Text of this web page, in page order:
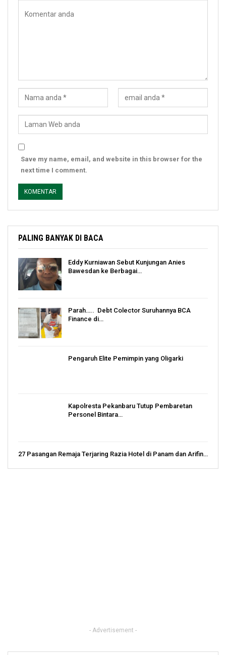
Save my name, email, and website in this browser for the
next time I comment.
PALING BANYAK DI BACA
Eddy Kurniawan Sebut Kunjungan Anies
Bawesdan ke Berbagai…
Parah….. Debt Colector Suruhannya BCA
Finance di…
Pengaruh Elite Pemimpin yang Oligarki
Kapolresta Pekanbaru Tutup Pembaretan
Personel Bintara…
27 Pasangan Remaja Terjaring Razia Hotel di Panam dan Arifin…
- Advertisement -